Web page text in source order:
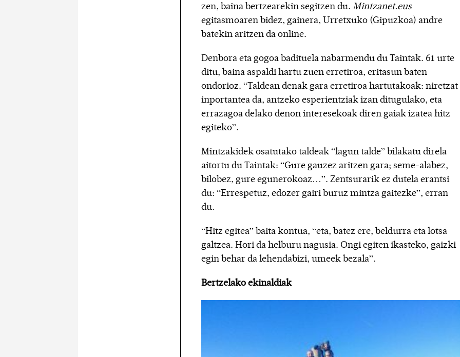
zen, baina bertzearekin segitzen du. Mintzanet.eus
egitasmoaren bidez, gainera, Urretxuko (Gipuzkoa) andre
batekin aritzen da online.
Denbora eta gogoa badituela nabarmendu du Taintak. 61 urte
ditu, baina aspaldi hartu zuen erretiroa, eritasun baten
ondorioz. “Taldean denak gara erretiroa hartutakoak: niretzat
inportantea da, antzeko esperientziak izan ditugulako, eta
errazagoa delako denon interesekoak diren gaiak izatea hitz
egiteko”.
Mintzakidek osatutako taldeak “lagun talde” bilakatu direla
aitortu du Taintak: “Gure gauzez aritzen gara; seme-alabez,
bilobez, gure egunerokoaz…”. Zentsurarik ez dutela erantsi
du: “Errespetuz, edozer gairi buruz mintza gaitezke”, erran
du.
“Hitz egitea” baita kontua, “eta, batez ere, beldurra eta lotsa
galtzea. Hori da helburu nagusia. Ongi egiten ikasteko, gaizki
egin behar da lehendabizi, umeek bezala”.
Bertzelako ekinaldiak